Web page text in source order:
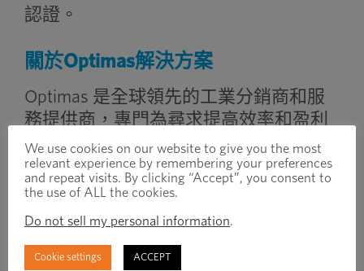
認證。
關於Optimas解決方案
Optimas 是全球領先的工業分銷商和服
務提供商，專門為尋求提高效率和盈利
能力的製造商提供緊固和供應鏈解決方
案。我們關注細節，因此客戶可以專注
於製造尖端產品，從而獲得無與倫比的
上關注我們
www.linkedin.com/company/optimas-
We use cookies on our website to give you the most
relevant experience by remembering your preferences
and repeat visits. By clicking “Accept”, you consent to
the use of ALL the cookies.
Do not sell my personal information.
Cookie settings ACCEPT